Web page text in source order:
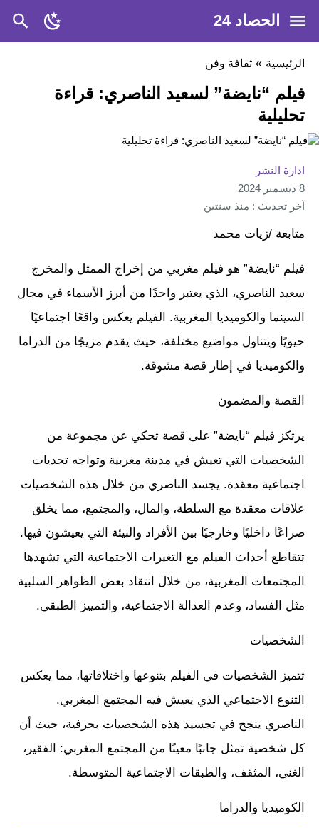
الحصاد 24
الرئيسية » ثقافة وفن
فيلم “نايضة” لسعيد الناصري: قراءة
تحليلية
ادارة النشر
8 ديسمبر 2024
آخر تحديث : منذ سنتين
متابعة /زيات محمد
فيلم “نايضة” هو فيلم مغربي من إخراج الممثل والمخرج
سعيد الناصري، الذي يعتبر واحدًا من أبرز الأسماء في مجال
السينما والكوميديا المغربية. الفيلم يعكس واقعًا اجتماعيًا
حيويًا ويتناول مواضيع مختلفة، حيث يقدم مزيجًا من الدراما
والكوميديا في إطار قصة مشوقة.
القصة والمضمون
يرتكز فيلم “نايضة” على قصة تحكي عن مجموعة من
الشخصيات التي تعيش في مدينة مغربية وتواجه تحديات
اجتماعية معقدة. يجسد الناصري من خلال هذه الشخصيات
علاقات معقدة مع السلطة، والمال، والمجتمع، مما يخلق
صراعًا داخليًا وخارجيًا بين الأفراد والبيئة التي يعيشون فيها.
تتقاطع أحداث الفيلم مع التغيرات الاجتماعية التي تشهدها
المجتمعات المغربية، من خلال انتقاد بعض الظواهر السلبية
مثل الفساد، وعدم العدالة الاجتماعية، والتمييز الطبقي.
الشخصيات
تتميز الشخصيات في الفيلم بتنوعها واختلافاتها، مما يعكس
التنوع الاجتماعي الذي يعيش فيه المجتمع المغربي.
الناصري ينجح في تجسيد هذه الشخصيات بحرفية، حيث أن
كل شخصية تمثل جانبًا معينًا من المجتمع المغربي: الفقير،
الغني، المثقف، والطبقات الاجتماعية المتوسطة.
الكوميديا والدراما